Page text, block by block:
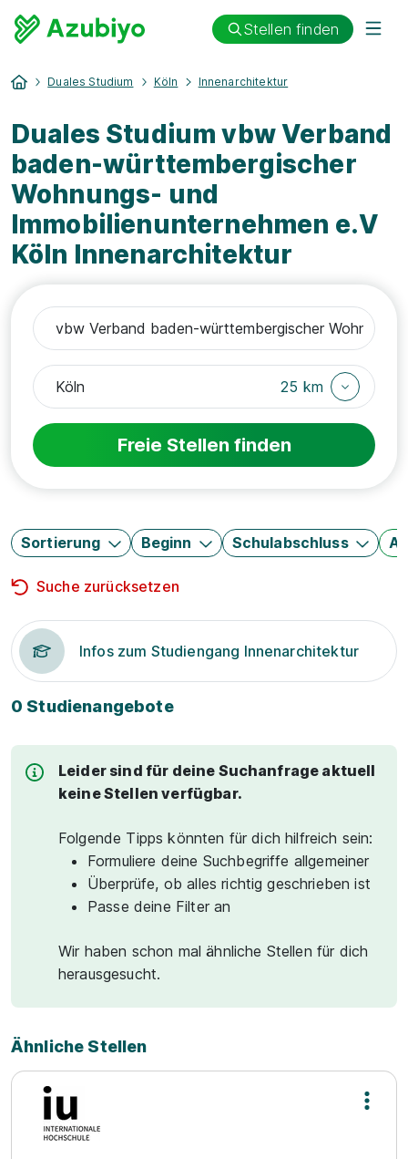
Stellen finden
Duales Studium Köln Innenarchitektur
Duales Studium vbw Verband
baden-württembergischer
Wohnungs- und
Immobilienunternehmen e.V
Köln Innenarchitektur
25 km
Freie Stellen finden
Sortierung Beginn Schulabschluss
Suche zurücksetzen
Infos zum Studiengang Innenarchitektur
0 Studienangebote
Leider sind für deine Suchanfrage aktuell
keine Stellen verfügbar.
Folgende Tipps könnten für dich hilfreich sein:
Formuliere deine Suchbegriffe allgemeiner
Überprüfe, ob alles richtig geschrieben ist
Passe deine Filter an
Wir haben schon mal ähnliche Stellen für dich
herausgesucht.
Ähnliche Stellen